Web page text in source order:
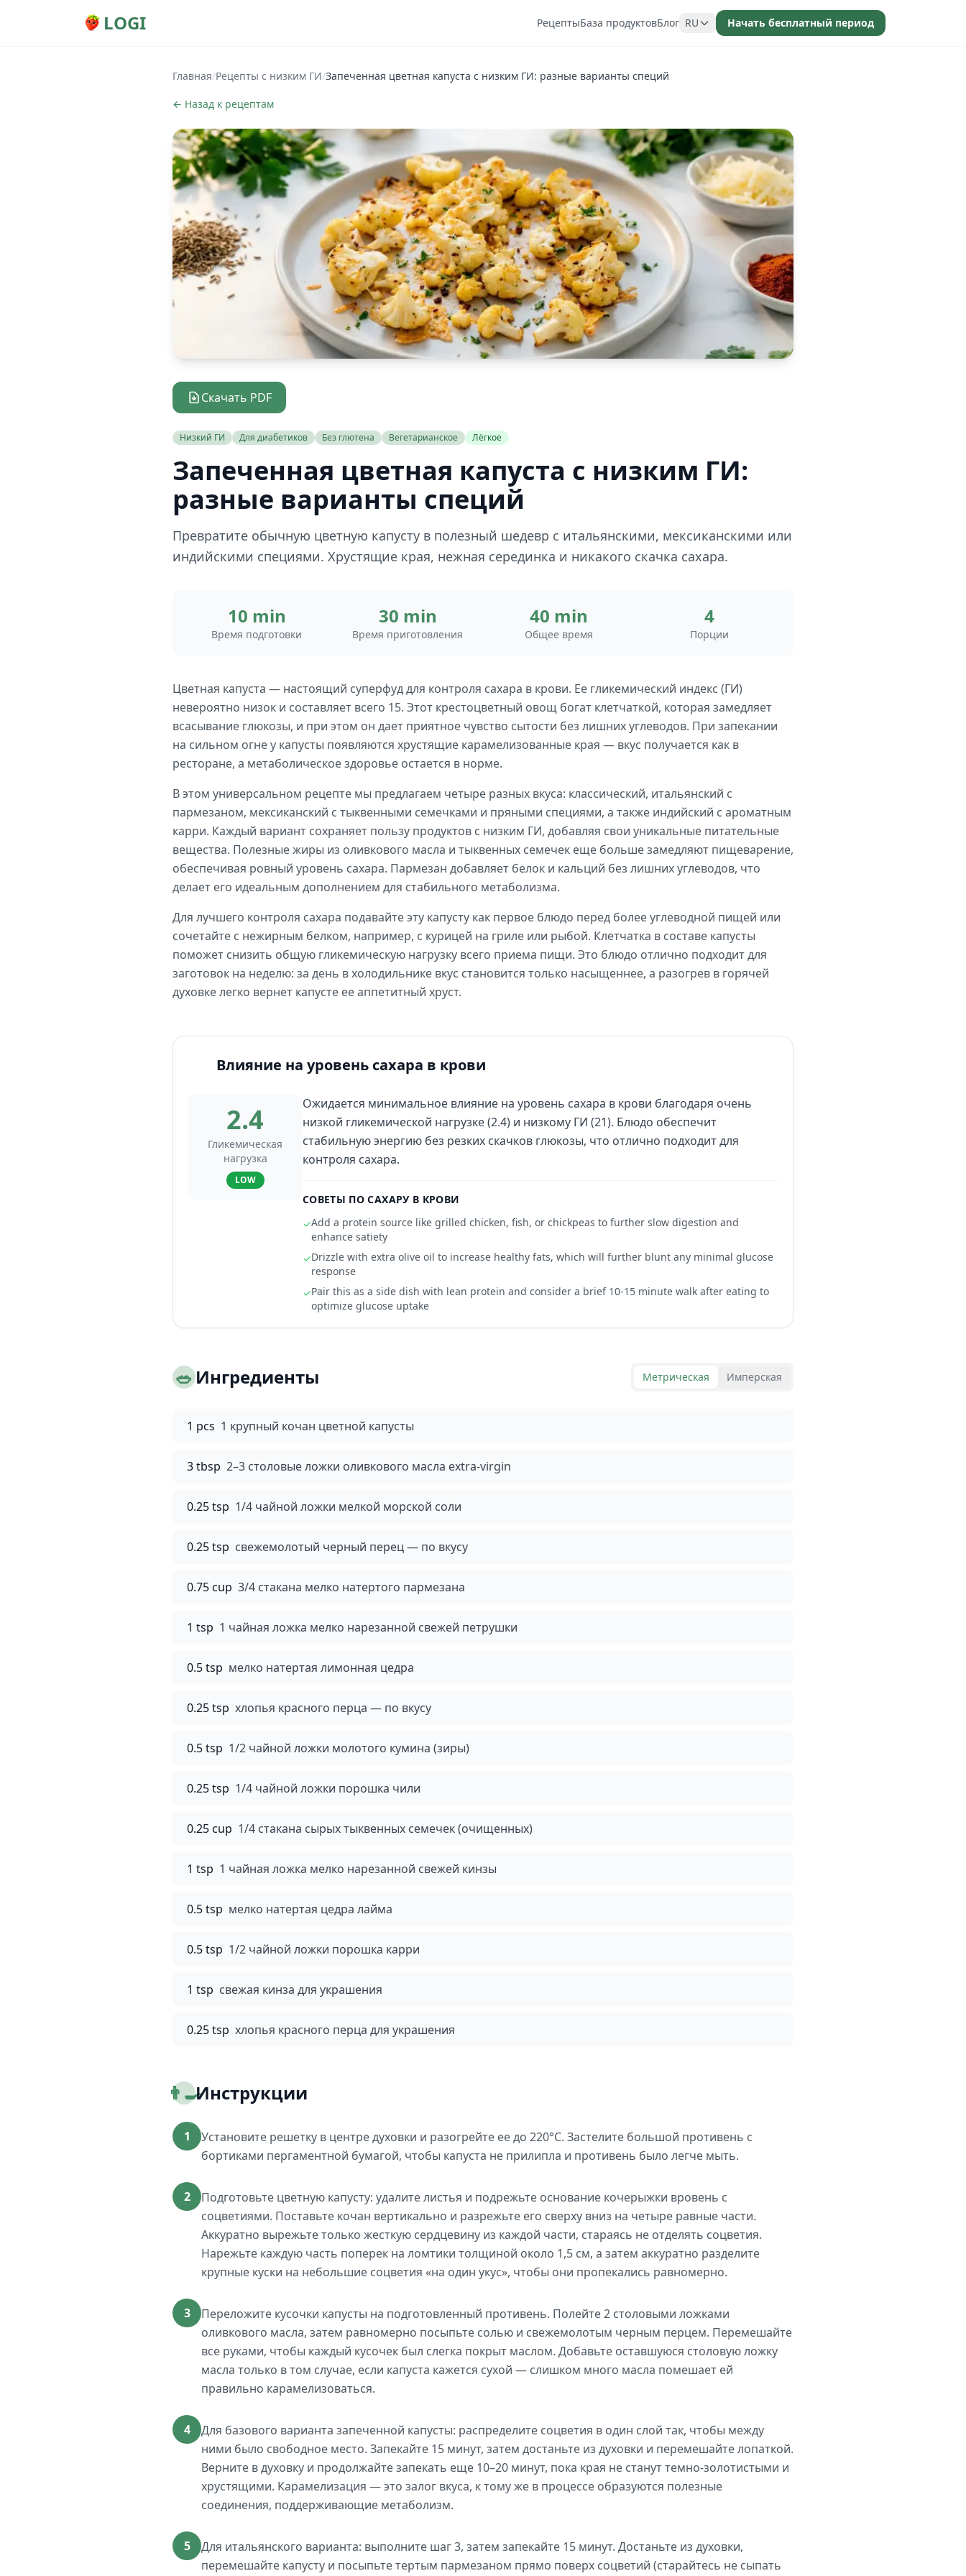
LOGI РецептыБаза продуктовБлог RU Начать бесплатный период
Главная/Рецепты с низким ГИ/Запеченная цветная капуста с низким ГИ: разные варианты специй
← Назад к рецептам
Скачать PDF
Низкий ГИ Для диабетиков Без глютена Вегетарианское Лёгкое
Запеченная цветная капуста с низким ГИ:
разные варианты специй
Превратите обычную цветную капусту в полезный шедевр с итальянскими, мексиканскими или
индийскими специями. Хрустящие края, нежная серединка и никакого скачка сахара.
10 min
Время подготовки
30 min
Время приготовления
40 min
Общее время
4
Порции
Цветная капуста — настоящий суперфуд для контроля сахара в крови. Ее гликемический индекс (ГИ)
невероятно низок и составляет всего 15. Этот крестоцветный овощ богат клетчаткой, которая замедляет
всасывание глюкозы, и при этом он дает приятное чувство сытости без лишних углеводов. При запекании
на сильном огне у капусты появляются хрустящие карамелизованные края — вкус получается как в
ресторане, а метаболическое здоровье остается в норме.
В этом универсальном рецепте мы предлагаем четыре разных вкуса: классический, итальянский с
пармезаном, мексиканский с тыквенными семечками и пряными специями, а также индийский с ароматным
карри. Каждый вариант сохраняет пользу продуктов с низким ГИ, добавляя свои уникальные питательные
вещества. Полезные жиры из оливкового масла и тыквенных семечек еще больше замедляют пищеварение,
обеспечивая ровный уровень сахара. Пармезан добавляет белок и кальций без лишних углеводов, что
делает его идеальным дополнением для стабильного метаболизма.
Для лучшего контроля сахара подавайте эту капусту как первое блюдо перед более углеводной пищей или
сочетайте с нежирным белком, например, с курицей на гриле или рыбой. Клетчатка в составе капусты
поможет снизить общую гликемическую нагрузку всего приема пищи. Это блюдо отлично подходит для
заготовок на неделю: за день в холодильнике вкус становится только насыщеннее, а разогрев в горячей
духовке легко вернет капусте ее аппетитный хруст.
Влияние на уровень сахара в крови
2.4
Гликемическая
нагрузка
LOW
Ожидается минимальное влияние на уровень сахара в крови благодаря очень
низкой гликемической нагрузке (2.4) и низкому ГИ (21). Блюдо обеспечит
стабильную энергию без резких скачков глюкозы, что отлично подходит для
контроля сахара.
СОВЕТЫ ПО САХАРУ В КРОВИ
✓Add a protein source like grilled chicken, fish, or chickpeas to further slow digestion and
enhance satiety
✓Drizzle with extra olive oil to increase healthy fats, which will further blunt any minimal glucose
response
✓Pair this as a side dish with lean protein and consider a brief 10-15 minute walk after eating to
optimize glucose uptake
🥗Ингредиенты Метрическая Имперская
1 pcs 1 крупный кочан цветной капусты
3 tbsp 2–3 столовые ложки оливкового масла extra-virgin
0.25 tsp 1/4 чайной ложки мелкой морской соли
0.25 tsp свежемолотый черный перец — по вкусу
0.75 cup 3/4 стакана мелко натертого пармезана
1 tsp 1 чайная ложка мелко нарезанной свежей петрушки
0.5 tsp мелко натертая лимонная цедра
0.25 tsp хлопья красного перца — по вкусу
0.5 tsp 1/2 чайной ложки молотого кумина (зиры)
0.25 tsp 1/4 чайной ложки порошка чили
0.25 cup 1/4 стакана сырых тыквенных семечек (очищенных)
1 tsp 1 чайная ложка мелко нарезанной свежей кинзы
0.5 tsp мелко натертая цедра лайма
0.5 tsp 1/2 чайной ложки порошка карри
1 tsp свежая кинза для украшения
0.25 tsp хлопья красного перца для украшения
👨‍🍳Инструкции
1
Установите решетку в центре духовки и разогрейте ее до 220°C. Застелите большой противень с
бортиками пергаментной бумагой, чтобы капуста не прилипла и противень было легче мыть.
2
Подготовьте цветную капусту: удалите листья и подрежьте основание кочерыжки вровень с
соцветиями. Поставьте кочан вертикально и разрежьте его сверху вниз на четыре равные части.
Аккуратно вырежьте только жесткую сердцевину из каждой части, стараясь не отделять соцветия.
Нарежьте каждую часть поперек на ломтики толщиной около 1,5 см, а затем аккуратно разделите
крупные куски на небольшие соцветия «на один укус», чтобы они пропекались равномерно.
3
Переложите кусочки капусты на подготовленный противень. Полейте 2 столовыми ложками
оливкового масла, затем равномерно посыпьте солью и свежемолотым черным перцем. Перемешайте
все руками, чтобы каждый кусочек был слегка покрыт маслом. Добавьте оставшуюся столовую ложку
масла только в том случае, если капуста кажется сухой — слишком много масла помешает ей
правильно карамелизоваться.
4
Для базового варианта запеченной капусты: распределите соцветия в один слой так, чтобы между
ними было свободное место. Запекайте 15 минут, затем достаньте из духовки и перемешайте лопаткой.
Верните в духовку и продолжайте запекать еще 10–20 минут, пока края не станут темно-золотистыми и
хрустящими. Карамелизация — это залог вкуса, к тому же в процессе образуются полезные
соединения, поддерживающие метаболизм.
5
Для итальянского варианта: выполните шаг 3, затем запекайте 15 минут. Достаньте из духовки,
перемешайте капусту и посыпьте тертым пармезаном прямо поверх соцветий (старайтесь не сыпать